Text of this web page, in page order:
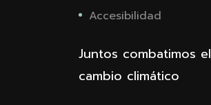
Accesibilidad
Juntos combatimos el
cambio climático